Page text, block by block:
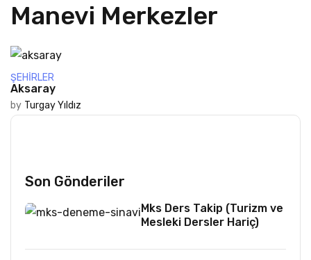
Manevi Merkezler
ŞEHIRLER
Aksaray
by Turgay Yıldız
Son Gönderiler
Mks Ders Takip (Turizm ve
Mesleki Dersler Hariç)